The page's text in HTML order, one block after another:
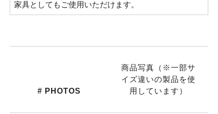
家具としてもご使用いただけます。
# PHOTOS
商品写真（※一部サ
イズ違いの製品を使
用しています）